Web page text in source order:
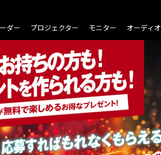
ダー プロジェクター モニター オーディオ